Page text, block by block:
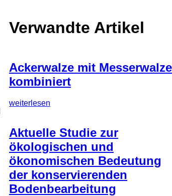
Verwandte Artikel
Ackerwalze mit Messerwalze
kombiniert
weiterlesen
Aktuelle Studie zur
ökologischen und
ökonomischen Bedeutung
der konservierenden
Bodenbearbeitung